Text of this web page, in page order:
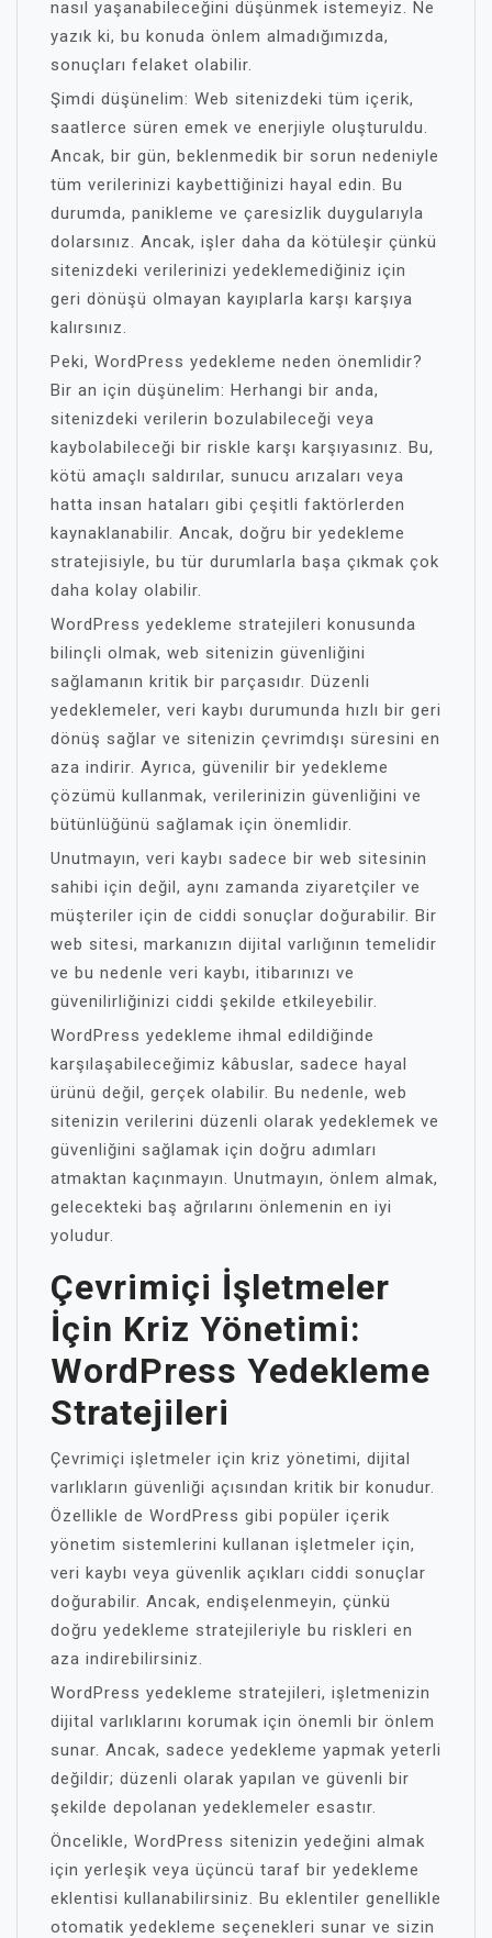
nasıl yaşanabileceğini düşünmek istemeyiz. Ne
yazık ki, bu konuda önlem almadığımızda,
sonuçları felaket olabilir.
Şimdi düşünelim: Web sitenizdeki tüm içerik,
saatlerce süren emek ve enerjiyle oluşturuldu.
Ancak, bir gün, beklenmedik bir sorun nedeniyle
tüm verilerinizi kaybettiğinizi hayal edin. Bu
durumda, panikleme ve çaresizlik duygularıyla
dolarsınız. Ancak, işler daha da kötüleşir çünkü
sitenizdeki verilerinizi yedeklemediğiniz için
geri dönüşü olmayan kayıplarla karşı karşıya
kalırsınız.
Peki, WordPress yedekleme neden önemlidir?
Bir an için düşünelim: Herhangi bir anda,
sitenizdeki verilerin bozulabileceği veya
kaybolabileceği bir riskle karşı karşıyasınız. Bu,
kötü amaçlı saldırılar, sunucu arızaları veya
hatta insan hataları gibi çeşitli faktörlerden
kaynaklanabilir. Ancak, doğru bir yedekleme
stratejisiyle, bu tür durumlarla başa çıkmak çok
daha kolay olabilir.
WordPress yedekleme stratejileri konusunda
bilinçli olmak, web sitenizin güvenliğini
sağlamanın kritik bir parçasıdır. Düzenli
yedeklemeler, veri kaybı durumunda hızlı bir geri
dönüş sağlar ve sitenizin çevrimdışı süresini en
aza indirir. Ayrıca, güvenilir bir yedekleme
çözümü kullanmak, verilerinizin güvenliğini ve
bütünlüğünü sağlamak için önemlidir.
Unutmayın, veri kaybı sadece bir web sitesinin
sahibi için değil, aynı zamanda ziyaretçiler ve
müşteriler için de ciddi sonuçlar doğurabilir. Bir
web sitesi, markanızın dijital varlığının temelidir
ve bu nedenle veri kaybı, itibarınızı ve
güvenilirliğinizi ciddi şekilde etkileyebilir.
WordPress yedekleme ihmal edildiğinde
karşılaşabileceğimiz kâbuslar, sadece hayal
ürünü değil, gerçek olabilir. Bu nedenle, web
sitenizin verilerini düzenli olarak yedeklemek ve
güvenliğini sağlamak için doğru adımları
atmaktan kaçınmayın. Unutmayın, önlem almak,
gelecekteki baş ağrılarını önlemenin en iyi
yoludur.
Çevrimiçi İşletmeler
İçin Kriz Yönetimi:
WordPress Yedekleme
Stratejileri
Çevrimiçi işletmeler için kriz yönetimi, dijital
varlıkların güvenliği açısından kritik bir konudur.
Özellikle de WordPress gibi popüler içerik
yönetim sistemlerini kullanan işletmeler için,
veri kaybı veya güvenlik açıkları ciddi sonuçlar
doğurabilir. Ancak, endişelenmeyin, çünkü
doğru yedekleme stratejileriyle bu riskleri en
aza indirebilirsiniz.
WordPress yedekleme stratejileri, işletmenizin
dijital varlıklarını korumak için önemli bir önlem
sunar. Ancak, sadece yedekleme yapmak yeterli
değildir; düzenli olarak yapılan ve güvenli bir
şekilde depolanan yedeklemeler esastır.
Öncelikle, WordPress sitenizin yedeğini almak
için yerleşik veya üçüncü taraf bir yedekleme
eklentisi kullanabilirsiniz. Bu eklentiler genellikle
otomatik yedekleme seçenekleri sunar ve sizin